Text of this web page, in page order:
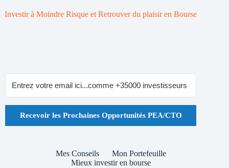
Investir à Moindre Risque et Retrouver du plaisir en Bourse
Recevoir les Prochaines Opportunités PEA/CTO
Mes Conseils
Mon Portefeuille
Mieux investir en bourse